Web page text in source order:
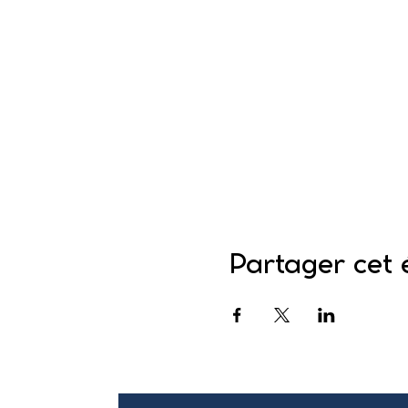
Partager cet